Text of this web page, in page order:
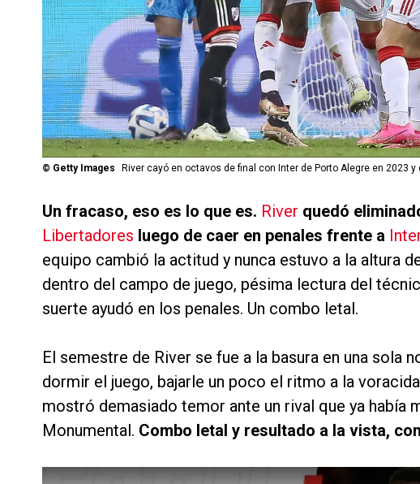
© Getty Images River cayó en octavos de final con Inter de Porto Alegre en 2023
Un fracaso, eso es lo que es. River quedó
Libertadores luego de caer en penales frente a
equipo cambió la actitud y nunca estuvo a la altura
dentro del campo de juego, pésima lectura del
suerte ayudó en los penales. Un combo letal.
El semestre de River se fue a la basura en una sola
dormir el juego, bajarle un poco el ritmo a la
mostró demasiado temor ante un rival que ya había
Monumental. Combo letal y resultado a la vista,